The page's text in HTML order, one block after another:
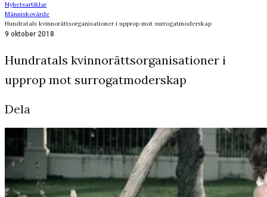
Nyhetsartiklar
Människovärde
Hundratals kvinnorättsorganisationer i upprop mot surrogatmoderskap
9 oktober 2018
Hundratals kvinnorättsorganisationer i
upprop mot surrogatmoderskap
Dela